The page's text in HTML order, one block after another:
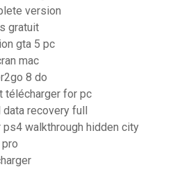
version
gratuit
gta 5 pc
mac
8 do
télécharger for pc
recovery full
walkthrough hidden city